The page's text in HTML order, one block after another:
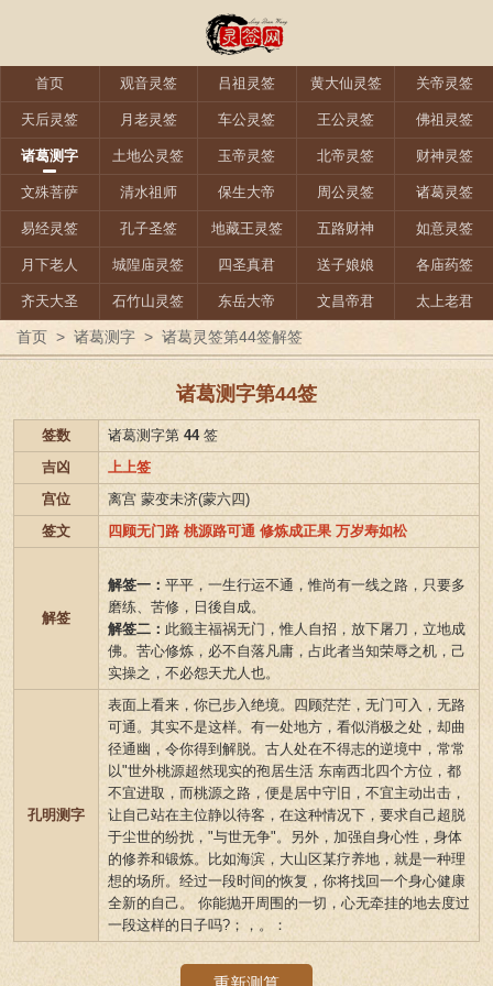
首页 观音灵签 吕祖灵签 黄大仙灵签 关帝灵签
天后灵签 月老灵签 车公灵签 王公灵签 佛祖灵签
诸葛测字 土地公灵签 玉帝灵签 北帝灵签 财神灵签
文殊菩萨 清水祖师 保生大帝 周公灵签 诸葛灵签
易经灵签 孔子圣签 地藏王灵签 五路财神 如意灵签
月下老人 城隍庙灵签 四圣真君 送子娘娘 各庙药签
齐天大圣 石竹山灵签 东岳大帝 文昌帝君 太上老君
首页 > 诸葛测字 > 诸葛灵签第44签解签
诸葛测字第44签
签数 诸葛测字第 44签
吉凶
上上签
宫位
离宫 蒙变未济(蒙六四)
签文
四顾无门路 桃源路可通 修炼成正果 万岁寿如松
解签
解签一： 平平，一生行运不通，惟尚有一线之路，只要多
磨练、苦修，日後自成。
解签二： 此籤主福祸无门，惟人自招，放下屠刀，立地成
佛。苦心修炼，必不自落凡庸，占此者当知荣辱之机，己
实操之，不必怨天尤人也。
孔明测字
表面上看来，你已步入绝境。四顾茫茫，无门可入，无路
可通。其实不是这样。有一处地方，看似消极之处，却曲
径通幽，令你得到解脱。古人处在不得志的逆境中，常常
以"世外桃源超然现实的孢居生活 东南西北四个方位，都
不宜进取，而桃源之路，便是居中守旧，不宜主动出击，
让自己站在主位静以待客，在这种情况下，要求自己超脱
于尘世的纷扰，"与世无争"。另外，加强自身心性，身体
的修养和锻炼。比如海滨，大山区某疗养地，就是一种理
想的场所。经过一段时间的恢复，你将找回一个身心健康
全新的自己。 你能抛开周围的一切，心无牵挂的地去度过
一段这样的日子吗?；，。：